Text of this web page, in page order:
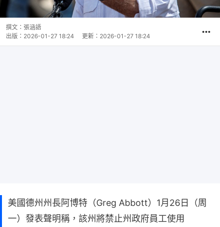
撰文： 張涵語
出版： 2026-01-27 18:24 更新： 2026-01-27 18:24
美國德州州長阿博特（Greg Abbott）1月26日（周
一）發表聲明稱，該州將禁止州政府員工使用